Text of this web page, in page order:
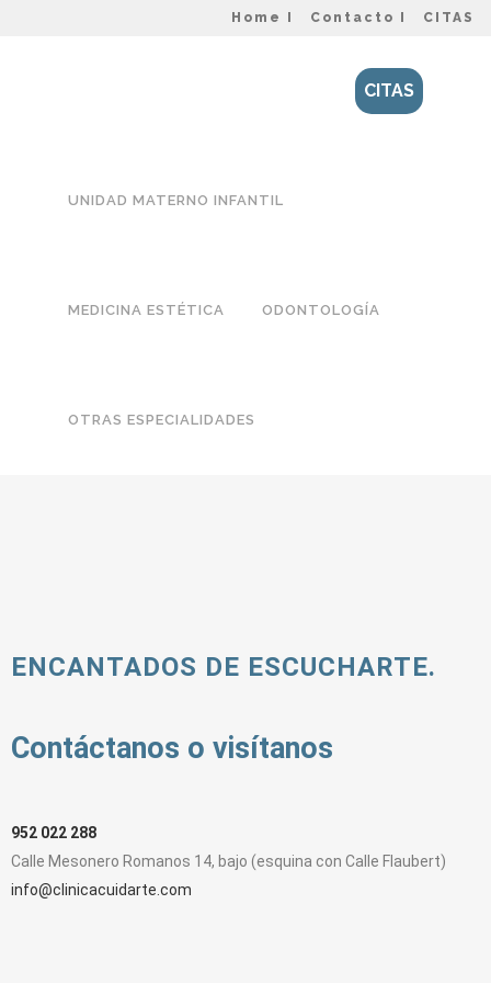
Home I Contacto I CITAS
CITAS
UNIDAD MATERNO INFANTIL
MEDICINA ESTÉTICA ODONTOLOGÍA
OTRAS ESPECIALIDADES
ENCANTADOS DE ESCUCHARTE.
Contáctanos o visítanos
952 022 288
Calle Mesonero Romanos 14, bajo (esquina con Calle Flaubert)
info@clinicacuidarte.com